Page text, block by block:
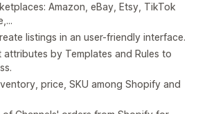
Amazon, eBay, Etsy, TikTok
listings in an user-friendly interface.
by Templates and Rules to
price, SKU among Shopify and